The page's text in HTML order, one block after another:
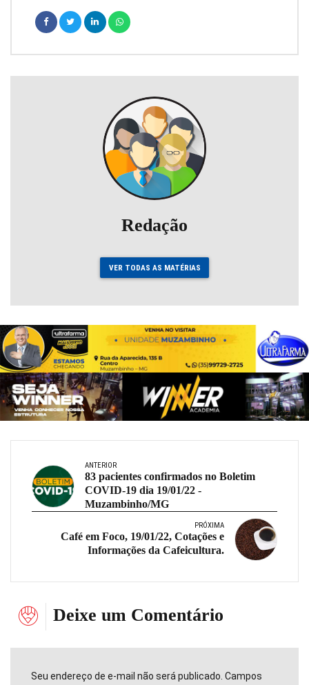
Redação
VER TODAS AS MATÉRIAS
ANTERIOR
83 pacientes confirmados no Boletim
COVID-19 dia 19/01/22 -
Muzambinho/MG
PRÓXIMA
Café em Foco, 19/01/22, Cotações e
Informações da Cafeicultura.
Deixe um Comentário
Seu endereço de e-mail não será publicado. Campos